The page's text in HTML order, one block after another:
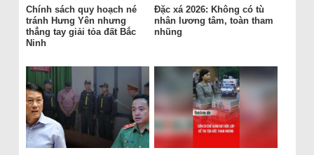
Chính sách quy hoạch né
tránh Hưng Yên nhưng
thẳng tay giải tỏa đất Bắc
Ninh
Đặc xá 2026: Không có tù
nhân lương tâm, toàn tham
nhũng